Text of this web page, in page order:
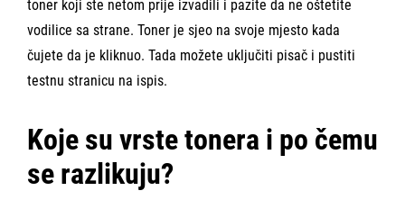
toner koji ste netom prije izvadili i pazite da ne oštetite
vodilice sa strane. Toner je sjeo na svoje mjesto kada
čujete da je kliknuo. Tada možete uključiti pisač i pustiti
testnu stranicu na ispis.
Koje su vrste tonera i po čemu
se razlikuju?